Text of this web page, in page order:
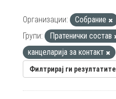
Организации: Собрание
Групи:
Пратенички состав
канцеларија за контакт
Филтрирај ги резултатите